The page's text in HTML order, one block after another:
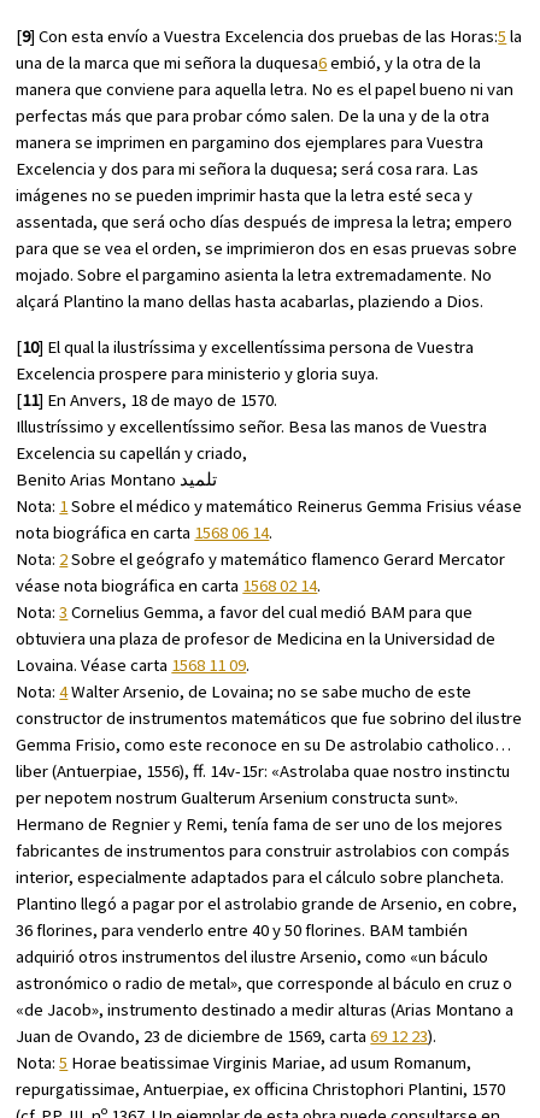
[9] Con esta envío a Vuestra Excelencia dos pruebas de las Horas:5 la
una de la marca que mi señora la duquesa6embió, y la otra de la
manera que conviene para aquella letra. No es el papel bueno ni van
perfectas más que para probar cómo salen. De la una y de la otra
manera se imprimen en pargamino dos ejemplares para Vuestra
Excelencia y dos para mi señora la duquesa; será cosa rara. Las
imágenes no se pueden imprimir hasta que la letra esté seca y
assentada, que será ocho días después de impresa la letra; empero
para que se vea el orden, se imprimieron dos en esas pruevas sobre
mojado. Sobre el pargamino asienta la letra extremadamente. No
alçará Plantino la mano dellas hasta acabarlas, plaziendo a Dios.
[10] El qual la ilustríssima y excellentíssima persona de Vuestra
Excelencia prospere para ministerio y gloria suya.
[11] En Anvers, 18 de mayo de 1570.
Illustríssimo y excellentíssimo señor. Besa las manos de Vuestra
Excelencia su capellán y criado,
Benito Arias Montano تلميد
Nota: 1Sobre el médico y matemático Reinerus Gemma Frisius véase
nota biográfica en carta 1568 06 14.
Nota: 2Sobre el geógrafo y matemático flamenco Gerard Mercator
véase nota biográfica en carta 1568 02 14.
Nota:3 Cornelius Gemma, a favor del cual medió BAM para que
obtuviera una plaza de profesor de Medicina en la Universidad de
Lovaina. Véase carta 1568 11 09.
Nota:4Walter Arsenio, de Lovaina; no se sabe mucho de este
constructor de instrumentos matemáticos que fue sobrino del ilustre
Gemma Frisio, como este reconoce en su De astrolabio catholico…
liber(Antuerpiae, 1556), ff. 14v-15r: «Astrolaba quae nostro instinctu
per nepotem nostrum Gualterum Arsenium constructa sunt».
Hermano de Regnier y Remi, tenía fama de ser uno de los mejores
fabricantes de instrumentos para construir astrolabios con compás
interior, especialmente adaptados para el cálculo sobre plancheta.
Plantino llegó a pagar por el astrolabio grande de Arsenio, en cobre,
36 florines, para venderlo entre 40 y 50 florines. BAM también
adquirió otros instrumentos del ilustre Arsenio, como «un báculo
astronómico o radio de metal», que corresponde al báculo en cruz o
«de Jacob», instrumento destinado a medir alturas (Arias Montano a
Juan de Ovando, 23 de diciembre de 1569, carta69 12 23).
Nota:5 Horae beatissimae Virginis Mariae, ad usum Romanum,
repurgatissimae, Antuerpiae, ex officina Christophori Plantini, 1570